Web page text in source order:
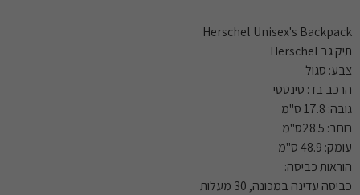
Herschel Unisex's Backpack
תיק גב Herschel
צבע: סגול
הרכב בד: סינטטי
גובה: 17.8 ס"מ
רוחב: 28.5ס"מ
עומק: 48.9 ס"מ
הוראות כביסה:
כביסה עדינה במכונה, 30 מעלות